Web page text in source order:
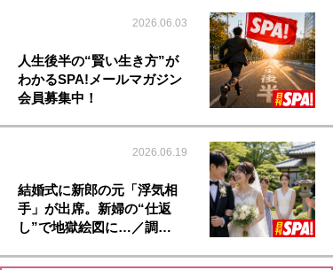
2026.06.03
人生後半の“賢い生き方”が
わかるSPA!メールマガジン
会員募集中！
2026.06.19
結婚式に新郎の元「浮気相
手」が出席。新婦の“仕返
し”で地獄絵図に…／調…